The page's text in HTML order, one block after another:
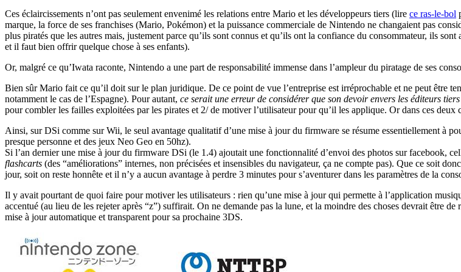
Ces éclaircissements n’ont pas seulement envenimé les relations entre Mario et les développeurs tiers (lire ce ras-le-bol
marque, la force de ses franchises (Mario, Pokémon) et la puissance commerciale de Nintendo ne changaient pas
plus piratés que les autres mais, justement parce qu’ils sont connus et qu’ils ont la confiance du consommateur, ils sont
et il faut bien offrir quelque chose à ses enfants).
Or, malgré ce qu’Iwata raconte, Nintendo a une part de responsabilité immense dans l’ampleur du piratage de ses
Bien sûr Mario fait ce qu’il doit sur le plan juridique. De ce point de vue l’entreprise est irréprochable et ne peut être
notamment le cas de l’Espagne). Pour autant, ce serait une erreur de considérer que son devoir envers les éditeurs
pour combler les failles exploitées par les pirates et 2/ de motiver l’utilisateur pour qu’il les applique. Or dans ces deux
Ainsi, sur DSi comme sur Wii, le seul avantage qualitatif d’une mise à jour du firmware se résume essentiellement à
presque personne et des jeux Neo Geo en 50hz).
Si l’an dernier une mise à jour du firmware DSi (le 1.4) ajoutait une fonctionnalité d’envoi des photos sur facebook,
flashcarts (des “améliorations” internes, non précisées et insensibles du navigateur, ça ne compte pas). Que ce soit
jour, soit on reste honnête et il n’y a aucun avantage à perdre 3 minutes pour s’aventurer dans les paramètres de la
Il y avait pourtant de quoi faire pour motiver les utilisateurs : rien qu’une mise à jour qui permette à l’application
accentué (au lieu de les rejeter après “z”) suffirait. On ne demande pas la lune, et la moindre des choses devrait être
mise à jour automatique et transparent pour sa prochaine 3DS.